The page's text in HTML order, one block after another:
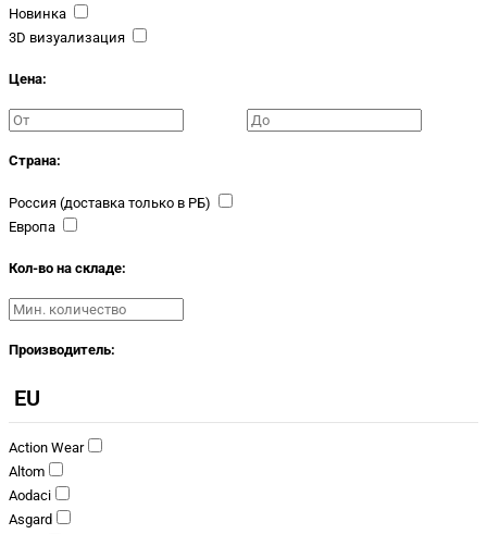
Новинка
3D визуализация
Цена:
Страна:
Россия (доставка только в РБ)
Европа
Кол-во на складе:
Производитель:
EU
Action Wear
Altom
Aodaci
Asgard